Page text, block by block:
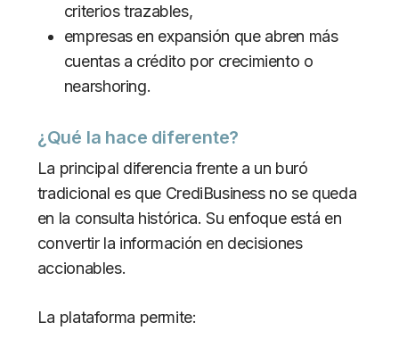
criterios trazables,
empresas en expansión que abren más
cuentas a crédito por crecimiento o
nearshoring.
¿Qué la hace diferente?
La principal diferencia frente a un buró
tradicional es que CrediBusiness no se queda
en la consulta histórica. Su enfoque está en
convertir la información en decisiones
accionables.
La plataforma permite: